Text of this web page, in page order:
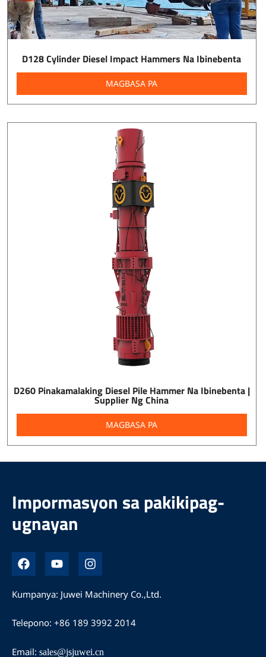
D128 Cylinder Diesel Impact Hammers Na Ibinebenta
MAGBASA PA
D260 Pinakamalaking Diesel Pile Hammer Na Ibinebenta |
Supplier Ng China
MAGBASA PA
Impormasyon sa pakikipag-
ugnayan
F
a
c
e
o
Y
o
u
t
u
b
e
I
n
s
t
g
r
m
Kumpanya: Juwei Machinery Co.,Ltd.
Telepono: +86 189 3992 2014
Email: sales@jsjuwei.cn